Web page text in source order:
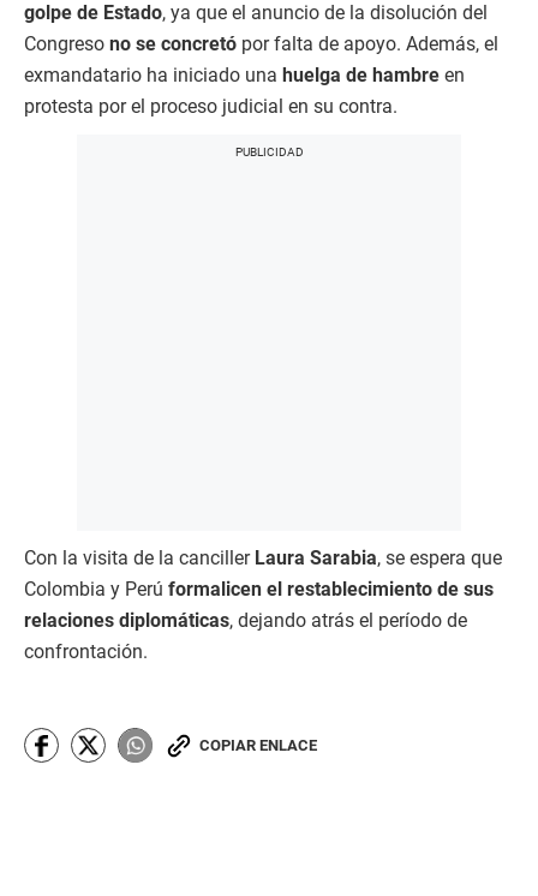
golpe de Estado, ya que el anuncio de la disolución del
Congreso no se concretó por falta de apoyo. Además, el
exmandatario ha iniciado una huelga de hambre en
protesta por el proceso judicial en su contra.
Con la visita de la canciller Laura Sarabia, se espera que
Colombia y Perú formalicen el restablecimiento de sus
relaciones diplomáticas, dejando atrás el período de
confrontación.
COPIAR ENLACE